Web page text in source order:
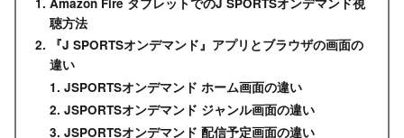
聴方法
『J SPORTSオンデマンド』アプリとブラウザの画面の
違い
JSPORTSオンデマンド ホーム画面の違い
JSPORTSオンデマンド ジャンル画面の違い
JSPORTSオンデマンド 配信予定画面の違い